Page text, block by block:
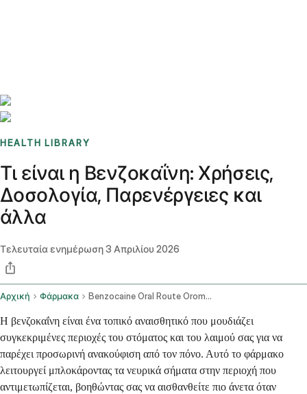
HEALTH LIBRARY
Τι είναι η Βενζοκαΐνη: Χρήσεις,
Δοσολογία, Παρενέργειες και
άλλα
Τελευταία ενημέρωση3 Απριλίου 2026
Αρχική Φάρμακα Benzocaine Oral Route Oromucosal Route
Η βενζοκαΐνη είναι ένα τοπικό αναισθητικό που μουδιάζει
συγκεκριμένες περιοχές του στόματος και του λαιμού σας για να
παρέχει προσωρινή ανακούφιση από τον πόνο. Αυτό το φάρμακο
λειτουργεί μπλοκάροντας τα νευρικά σήματα στην περιοχή που
αντιμετωπίζεται, βοηθώντας σας να αισθανθείτε πιο άνετα όταν